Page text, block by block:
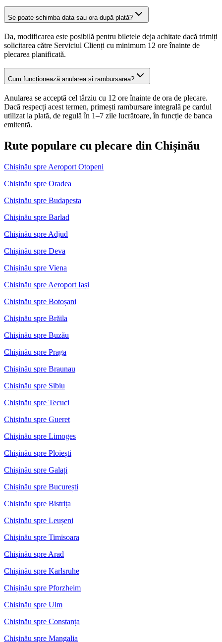
Se poate schimba data sau ora după plată?
Da, modificarea este posibilă pentru biletele deja achitate dacă trimiți
solicitarea către Serviciul Clienți cu minimum 12 ore înainte de
plecarea planificată.
Cum funcționează anularea și rambursarea?
Anularea se acceptă cel târziu cu 12 ore înainte de ora de plecare.
Dacă respecți acest termen, primești rambursare integrală pe cardul
utilizat la plată, de regulă în 1–7 zile lucrătoare, în funcție de banca
emitentă.
Rute populare cu plecare din Chișinău
Chișinău spre Aeroport Otopeni
Chișinău spre Oradea
Chișinău spre Budapesta
Chișinău spre Barlad
Chișinău spre Adjud
Chișinău spre Deva
Chișinău spre Viena
Chișinău spre Aeroport Iași
Chișinău spre Botoșani
Chișinău spre Brăila
Chișinău spre Buzău
Chișinău spre Praga
Chișinău spre Braunau
Chișinău spre Sibiu
Chișinău spre Tecuci
Chișinău spre Gueret
Chișinău spre Limoges
Chișinău spre Ploiești
Chișinău spre Galați
Chișinău spre București
Chișinău spre Bistrița
Chișinău spre Leușeni
Chișinău spre Timisoara
Chișinău spre Arad
Chișinău spre Karlsruhe
Chișinău spre Pforzheim
Chișinău spre Ulm
Chișinău spre Constanța
Chișinău spre Mangalia